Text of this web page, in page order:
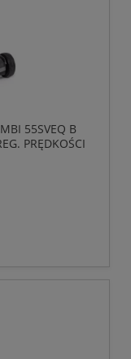
55SVEQ B
PRĘDKOŚCI